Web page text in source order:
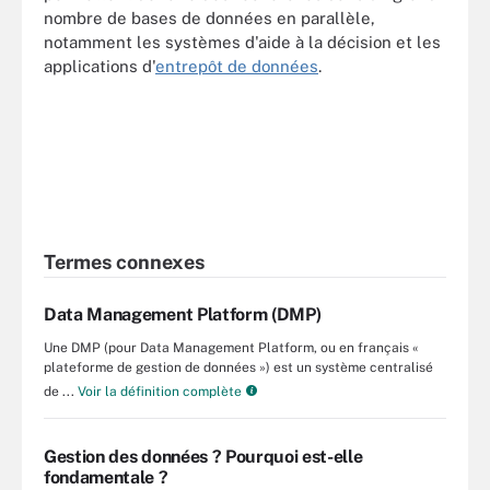
nombre de bases de données en parallèle,
notamment les systèmes d'aide à la décision et les
applications d'entrepôt de données.
Termes connexes
Data Management Platform (DMP)
Une DMP (pour Data Management Platform, ou en français «
plateforme de gestion de données ») est un système centralisé
de ... Voir la définition complète
Gestion des données ? Pourquoi est-elle
fondamentale ?